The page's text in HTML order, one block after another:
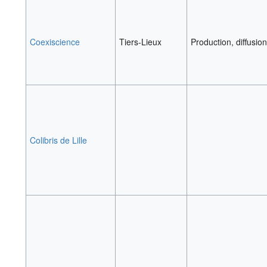
Coexiscience Tiers-Lieux Production,
Colibris de Lille